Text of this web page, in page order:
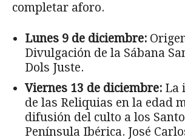
completar aforo.
Lunes 9 de diciembre:
Divulgación de la Sábana
Dols Juste.
Viernes 13 de diciembre: La
de las Reliquias en la edad
difusión del culto a los
Península Ibérica. José